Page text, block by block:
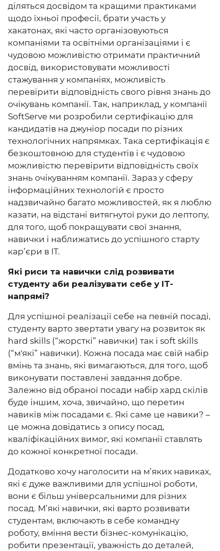
діляться досвідом та кращими практиками
щодо їхньої професії, брати участь у
хакатонах, які часто організовуються
компаніями та освітніми організаціями і є
чудовою можливістю отримати практичний
досвід, використовувати можливості
стажування у компаніях, можливість
перевірити відповідність свого рівня знань до
очікувань компанії. Так, наприклад, у компанії
SoftServe ми розробили сертифікацію для
кандидатів на джуніор посади по різних
технологічних напрямках. Така сертифікація є
безкоштовною для студентів і є чудовою
можливістю перевірити відповідність своїх
знань очікуванням компанії. Зараз у сферу
інформаційних технологій є просто
надзвичайно багато можливостей, як я люблю
казати, на відстані витягнутої руки до лептопу,
для того, щоб покращувати свої знання,
навички і наближатись до успішного старту
кар’єри в ІТ.
Які риси та навички слід розвивати
студенту аби реалізувати себе у ІТ-
напрямі?
Для успішної реалізації себе на певній посаді,
студенту варто звертати увагу на розвиток як
hard skills (“жорсткі” навички) так і soft skills
(“м'які” навички). Кожна посада має свій набір
вмінь та знань, які вимагаються, для того, щоб
виконувати поставлені завдання добре.
Залежно від обраної посади набір хард скілів
буде іншим, хоча, звичайно, що перетин
навиків між посадами є. Які саме це навики? –
це можна довідатись з опису посад,
кваліфікаційних вимог, які компанії ставлять
до кожної конкретної посади.
Додатково хочу наголосити на м’яких навиках,
які є дуже важливими для успішної роботи,
вони є більш універсальними для різних
посад. М’які навички, які варто розвивати
студентам, включають в себе командну
роботу, вміння вести бізнес-комунікацію,
робити презентації, уважність до деталей,